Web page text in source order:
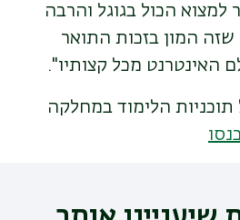
הכול בגוגל והרבה
המון בזכות התואר
האינטרנט מכל קצותיו".
תוכניות הלימוד במחלקה